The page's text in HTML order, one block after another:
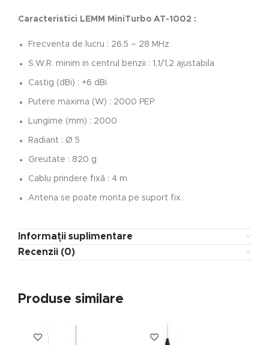
Caracteristici LEMM MiniTurbo AT-1002 :
Frecventa de lucru : 26.5 – 28 MHz
S.W.R. minim in centrul benzii : 1,1/1,2 ajustabila
Castig (dBi) : +6 dBi
Putere maxima (W) : 2000 PEP
Lungime (mm) : 2000
Radiant : Ø 5
Greutate : 820 g
Cablu prindere fixă : 4 m
Antena se poate monta pe suport fix.
Informații suplimentare
Recenzii (0)
Produse similare